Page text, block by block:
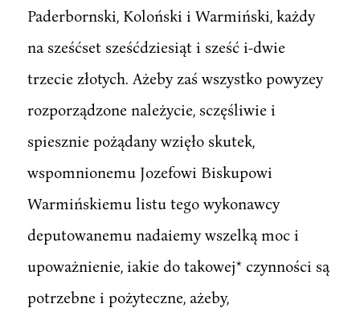
Paderbornski, Koloński i Warmiński, każdy
na sześćset sześćdziesiąt i sześć i-dwie
trzecie złotych. Ażeby zaś wszystko powyzey
rozporządzone należycie, sczęśliwie i
spiesznie pożądany wzięło skutek,
wspomnionemu Jozefowi Biskupowi
Warmińskiemu listu tego wykonawcy
deputowanemu nadaiemy wszelką moc i
upoważnienie, iakie do takowej* czynności są
potrzebne i pożyteczne, ażeby,